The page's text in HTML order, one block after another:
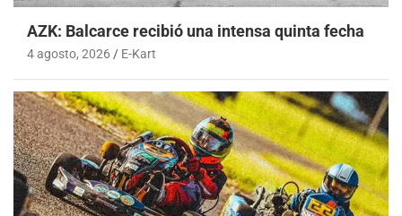
AZK: Balcarce recibió una intensa quinta fecha
4 agosto, 2026 E-Kart